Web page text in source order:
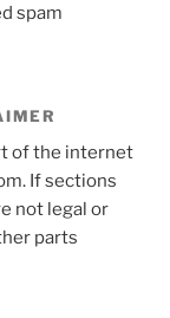
spam
of the internet
If sections
not legal or
parts